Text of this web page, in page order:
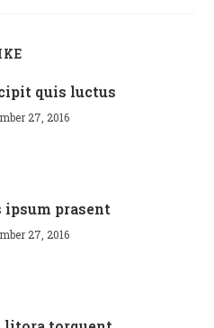
quis luctus
27, 2016
ipsum prasent
27, 2016